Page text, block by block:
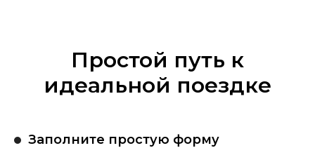
Простой путь к
идеальной поездке
Заполните простую форму